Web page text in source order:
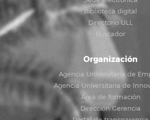
Biblioteca digital
Directorio ULL
Buscador
Organización
Agencia Universitaria de
Agencia Universitaria de
Área de formación
Dirección Gerencia